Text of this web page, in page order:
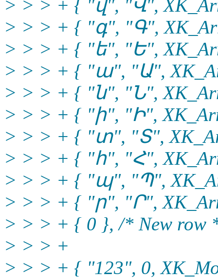
> > > + { "վ", "Վ",
> > > + { "գ", "Գ",
> > > + { "ե", "Ե",
> > > + { "ա", "Ա",
> > > + { "ն", "Ն",
> > > + { "ի", "Ի",
> > > + { "տ", "Տ",
> > > + { "հ", "Հ",
> > > + { "պ", "Պ",
> > > + { "ր", "Ր",
> > > + { 0 }, /* New row
> > > +
> > > + { "123", 0,